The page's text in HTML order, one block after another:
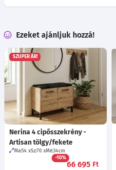
Ezeket ajánljuk hozzá!
SZUPER ÁR!
Nerina 4 cipősszekrény -
Artisan tölgy/fekete
Ma:54 Sz:70 Mé:34cm
-10%
66 695 Ft